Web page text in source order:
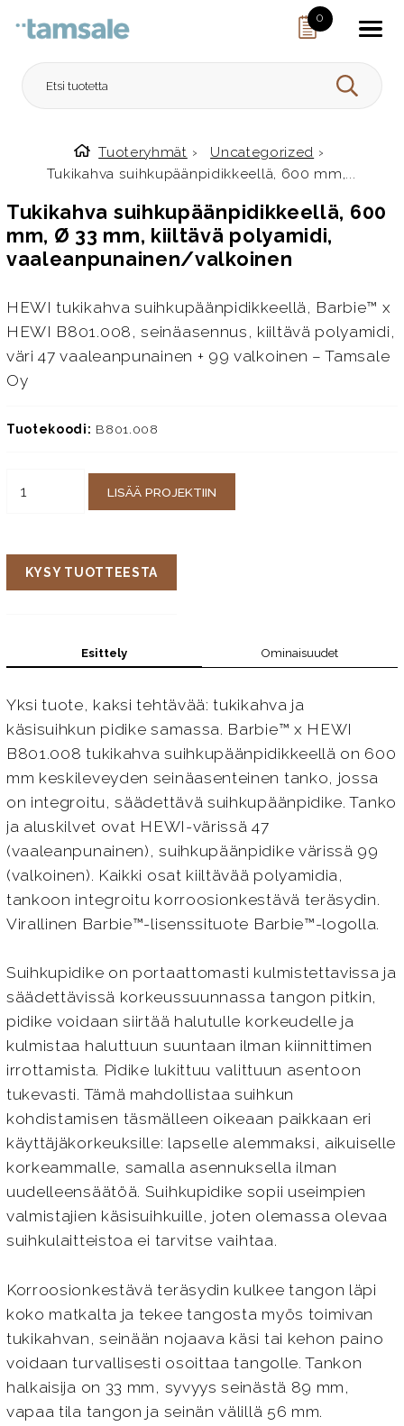
0
HAE
Etusivulle
Tuoteryhmät › Uncategorized ›
Tukikahva suihkupäänpidikkeellä, 600 mm,...
Tukikahva suihkupäänpidikkeellä, 600
mm, Ø 33 mm, kiiltävä polyamidi,
vaaleanpunainen/valkoinen
HEWI tukikahva suihkupäänpidikkeellä, Barbie™ x
HEWI B801.008, seinäasennus, kiiltävä polyamidi,
väri 47 vaaleanpunainen + 99 valkoinen – Tamsale
Oy
Tuotekoodi: B801.008
LISÄÄ PROJEKTIIN
KYSY TUOTTEESTA
Esittely Ominaisuudet
Yksi tuote, kaksi tehtävää: tukikahva ja
käsisuihkun pidike samassa. Barbie™ x HEWI
B801.008 tukikahva suihkupäänpidikkeellä on 600
mm keskileveyden seinäasenteinen tanko, jossa
on integroitu, säädettävä suihkupäänpidike. Tanko
ja aluskilvet ovat HEWI-värissä 47
(vaaleanpunainen), suihkupäänpidike värissä 99
(valkoinen). Kaikki osat kiiltävää polyamidia,
tankoon integroitu korroosionkestävä teräsydin.
Virallinen Barbie™-lisenssituote Barbie™-logolla.
Suihkupidike on portaattomasti kulmistettavissa ja
säädettävissä korkeussuunnassa tangon pitkin,
pidike voidaan siirtää halutulle korkeudelle ja
kulmistaa haluttuun suuntaan ilman kiinnittimen
irrottamista. Pidike lukittuu valittuun asentoon
tukevasti. Tämä mahdollistaa suihkun
kohdistamisen täsmälleen oikeaan paikkaan eri
käyttäjäkorkeuksille: lapselle alemmaksi, aikuiselle
korkeammalle, samalla asennuksella ilman
uudelleensäätöä. Suihkupidike sopii useimpien
valmistajien käsisuihkuille, joten olemassa olevaa
suihkulaitteistoa ei tarvitse vaihtaa.
Korroosionkestävä teräsydin kulkee tangon läpi
koko matkalta ja tekee tangosta myös toimivan
tukikahvan, seinään nojaava käsi tai kehon paino
voidaan turvallisesti osoittaa tangolle. Tankon
halkaisija on 33 mm, syvyys seinästä 89 mm,
vapaa tila tangon ja seinän välillä 56 mm.